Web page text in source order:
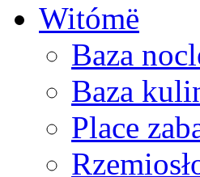
Witómë
Baza
Baza
Place